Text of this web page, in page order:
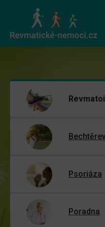
Psoriáza
Poradna